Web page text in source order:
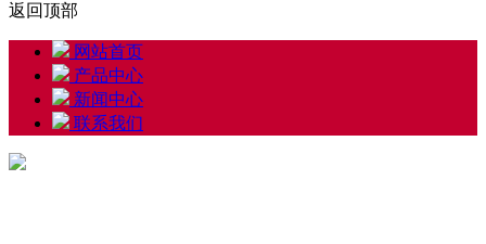
返回顶部
网站首页
产品中心
新闻中心
联系我们